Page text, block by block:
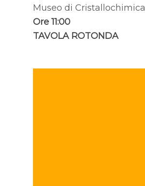
Museo di Cristallochimica
Ore 11:00
TAVOLA ROTONDA